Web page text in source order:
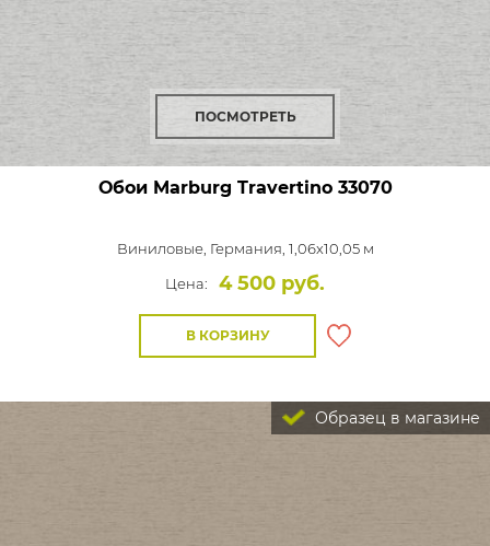
ПОСМОТРЕТЬ
Обои Marburg Travertino33070
Виниловые, Германия, 1,06x10,05 м
Цена:
4 500 руб.
В КОРЗИНУ
Образец в магазине